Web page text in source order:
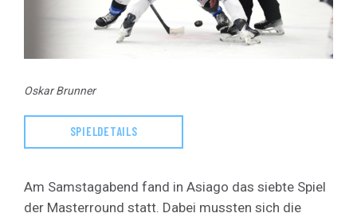
Oskar Brunner
SPIELDETAILS
Am Samstagabend fand in Asiago das siebte Spiel
der Masterround statt. Dabei mussten sich die